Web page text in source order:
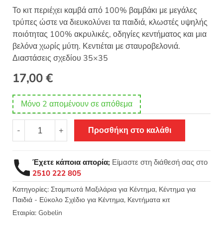
Το κιτ περιέχει καμβά από 100% βαμβάκι με μεγάλες
τρύπες ώστε να διευκολύνει τα παιδιά, κλωστές υψηλής
ποιότητας 100% ακρυλικές, οδηγίες κεντήματος και μια
βελόνα χωρίς μύτη. Κεντιέται με σταυροβελονιά.
Διαστάσεις σχεδίου 35×35
17,00€
Μόνο 2 απομένουν σε απόθεμα
-
Σταμπωτό
μαξιλαράκι
σε
χοντρό
καμβά
35x35
-
Κόκκινα
+ Προσθήκη στο καλάθι
Έχετε κάποια απορία; Είμαστε στη διάθεσή σας στο
2510 222 805
Κατηγορίες: Σταμπωτά Μαξιλάρια για Κέντημα, Κέντημα για
Παιδιά - Εύκολο Σχέδιο για Κέντημα, Κεντήματα κιτ
Εταιρία: Gobelin